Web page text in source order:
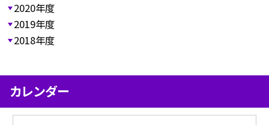
2020年度
2019年度
2018年度
カレンダー